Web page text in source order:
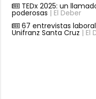
TEDx 2025: un
poderosas | El Deber
67 entrevistas
Unifranz Santa Cruz | El